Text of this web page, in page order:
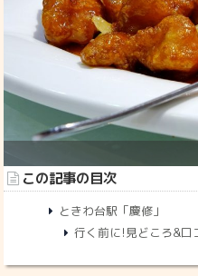
この記事の目次
ときわ台駅「慶修」
行く前に!見どころ&口